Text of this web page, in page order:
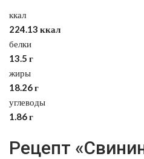
ккал
224.13 ккал
белки
13.5 г
жиры
18.26 г
углеводы
1.86 г
Рецепт